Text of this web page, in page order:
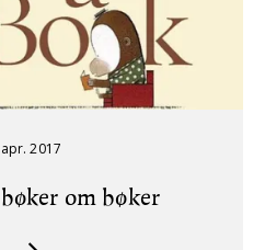
2017
om bøker